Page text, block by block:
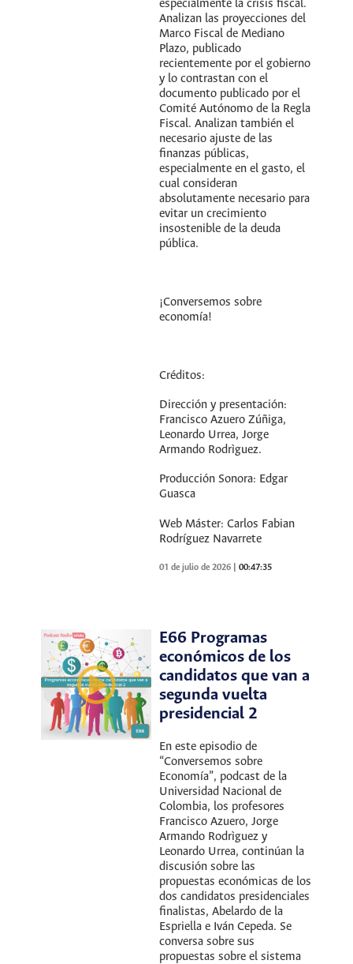
especialmente la crisis fiscal.
Analizan las proyecciones del
Marco Fiscal de Mediano
Plazo, publicado
recientemente por el gobierno
y lo contrastan con el
documento publicado por el
Comité Autónomo de la Regla
Fiscal. Analizan también el
necesario ajuste de las
finanzas públicas,
especialmente en el gasto, el
cual consideran
absolutamente necesario para
evitar un crecimiento
insostenible de la deuda
pública.
¡Conversemos sobre
economía!
Créditos:
Dirección y presentación:
Francisco Azuero Zúñiga,
Leonardo Urrea, Jorge
Armando Rodrìguez.
Producción Sonora: Edgar
Guasca
Web Máster: Carlos Fabian
Rodríguez Navarrete
01 de julio de 2026 |00:47:35
E66 Programas
económicos de los
candidatos que van a
segunda vuelta
presidencial 2
En este episodio de
“Conversemos sobre
Economía”, podcast de la
Universidad Nacional de
Colombia, los profesores
Francisco Azuero, Jorge
Armando Rodrìguez y
Leonardo Urrea, continúan la
discusión sobre las
propuestas económicas de los
dos candidatos presidenciales
finalistas, Abelardo de la
Espriella e Iván Cepeda. Se
conversa sobre sus
propuestas sobre el sistema